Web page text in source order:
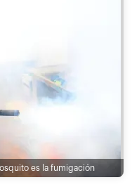
es la fumigación